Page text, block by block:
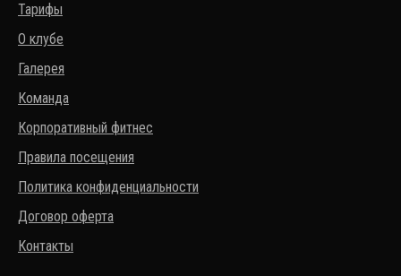
О клубе
Тарифы
Политика конфиденциальности
Договор оферта
Правила посещения
Контакты
Галерея
Команда
Корпоративный фитнес